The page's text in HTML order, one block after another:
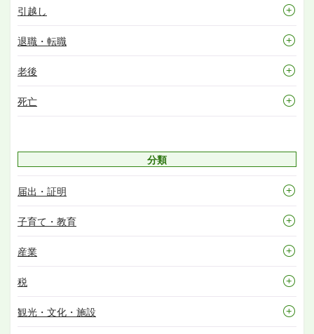
引越し
退職・転職
老後
死亡
分類
届出・証明
子育て・教育
産業
税
観光・文化・施設